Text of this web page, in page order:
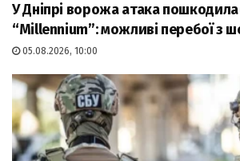
У Дніпрі ворожа атака
“Millennium”: можливі перебої з
05.08.2026, 10:00